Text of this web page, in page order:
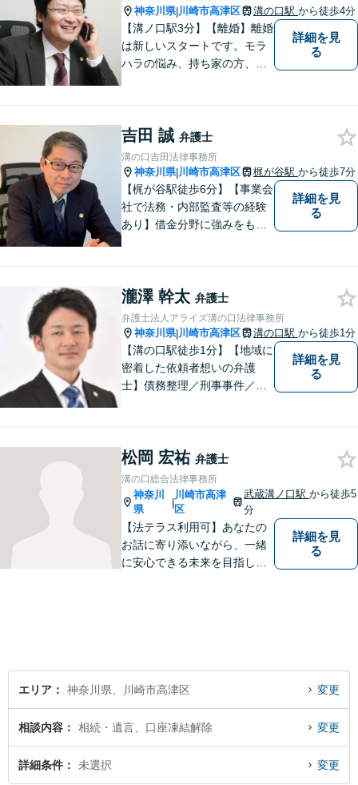
神奈川県|川崎市高津区 溝の口駅 から徒歩4分
【溝ノ口駅3分】【離婚】離婚
は新しいスタートです。モラ
ハラの悩み、持ち家の方、公
退料の増額など不動産のトラ
ブルはお任せください。【司
法書士の経験あり】
詳細を見
る
吉田 誠 弁護士
溝の口吉田法律事務所
神奈川県|川崎市高津区 梶が谷駅 から徒歩7分
【梶が谷駅徒歩6分】【事業会
社で法務・内部監査等の経験
あり】借金分野に強みをも
作りに尽力しています。【初
回無料相談】【東京・神奈川
エリア】
詳細を見
る
瀧澤 幹太 弁護士
弁護士法人アライズ溝の口法律事務所
神奈川県|川崎市高津区 溝の口駅 から徒歩1分
【溝の口駅徒歩1分】【地域に
密着した依頼者想いの弁護
士】債務整理／刑事事件／離
弁護を進めてまいります。ま
ずはお気軽にご相談くださ
い。
詳細を見
る
松岡 宏祐 弁護士
溝の口総合法律事務所
神奈川
県
|
川崎市高津
区
武蔵溝ノ口駅から徒歩5
分
【法テラス利用可】あなたの
お話に寄り添いながら、一緒
に安心できる未来を目指しま
口駅5分】【電話・メール・W
EB相談も対応】
詳細を見
る
エリア 神奈川県、川崎市高津区 変更
相談内容 相続・遺言、口座凍結解除 変更
詳細条件 未選択 変更